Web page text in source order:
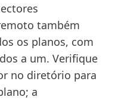
também
os planos, com
a um. Verifique
no diretório para
a